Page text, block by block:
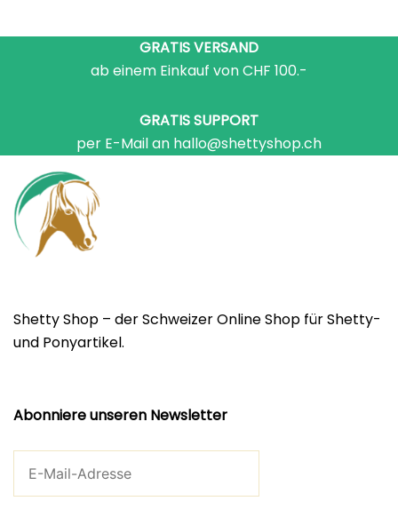
GRATIS VERSAND
ab einem Einkauf von CHF 100.-
GRATIS SUPPORT
per E-Mail an hallo@shettyshop.ch
Shetty Shop – der Schweizer Online Shop für Shetty-
und Ponyartikel.
Abonniere unseren Newsletter